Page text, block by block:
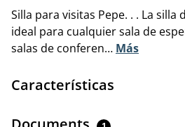
Silla para visitas Pepe. . . La silla
ideal para cualquier sala de
salas de conferen… Más
Características